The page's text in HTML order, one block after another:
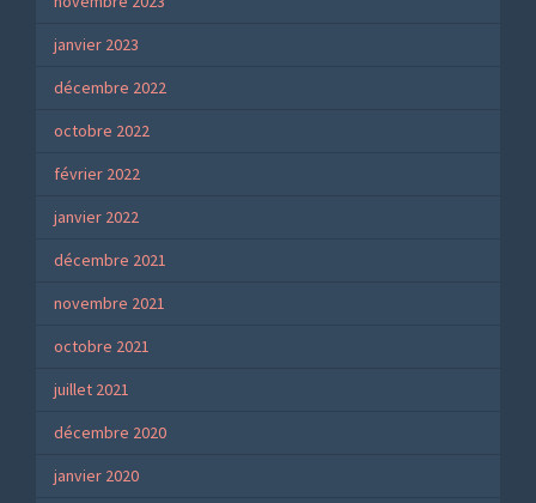
janvier 2023
décembre 2022
octobre 2022
février 2022
janvier 2022
décembre 2021
novembre 2021
octobre 2021
juillet 2021
décembre 2020
janvier 2020